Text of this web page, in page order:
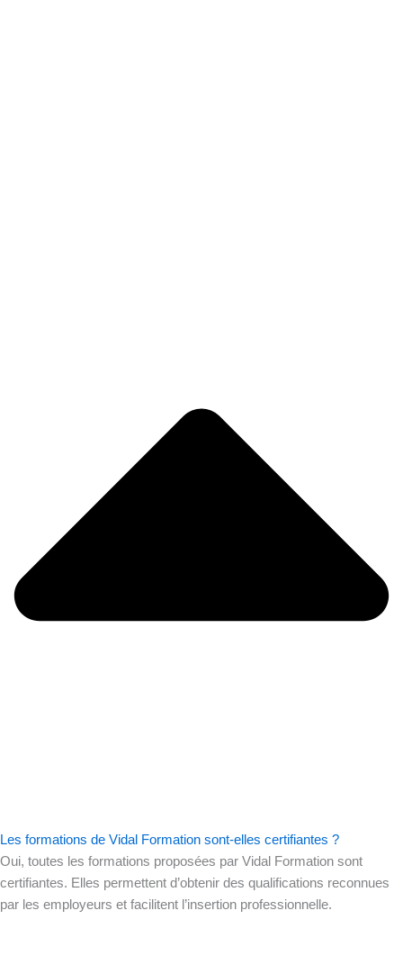
Les formations de Vidal Formation sont-elles certifiantes ?
Oui, toutes les formations proposées par Vidal Formation sont
certifiantes. Elles permettent d’obtenir des qualifications reconnues
par les employeurs et facilitent l’insertion professionnelle.